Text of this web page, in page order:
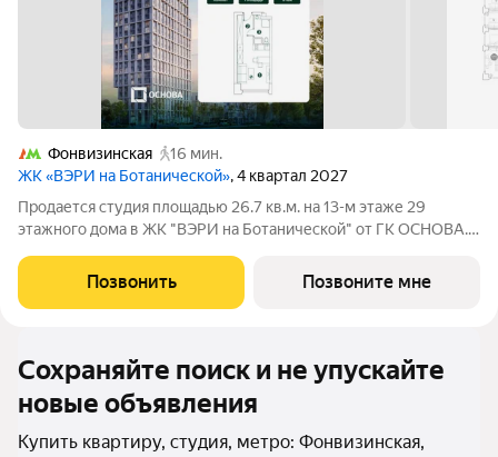
Фонвизинская
16 мин.
ЖК «ВЭРИ на Ботанической», 4 квартал 2027
Продается студия площадью 26.7 кв.м. на 13-м этаже 29
этажного дома в ЖК "ВЭРИ на Ботанической" от ГК ОСНОВА.
самых зелёных районов Москвы, в Марфино, что обеспечит
будущим жителям чистый и свежий
Позвонить Позвоните мне
Сохраняйте поиск и не упускайте
новые объявления
Купить квартиру, студия, метро: Фонвизинская,